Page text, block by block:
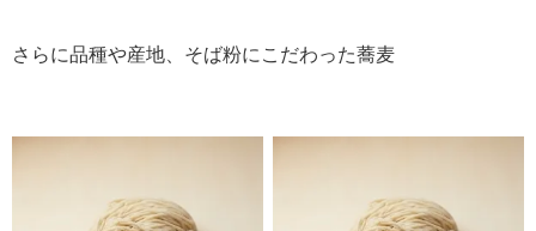
さらに品種や産地、そば粉にこだわった蕎麦